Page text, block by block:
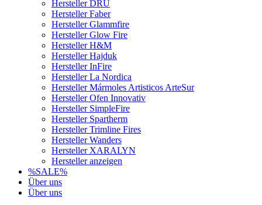
Hersteller DRU
Hersteller Faber
Hersteller Glammfire
Hersteller Glow Fire
Hersteller H&M
Hersteller Hajduk
Hersteller InFire
Hersteller La Nordica
Hersteller Mármoles Artisticos ArteSur
Hersteller Ofen Innovativ
Hersteller SimpleFire
Hersteller Spartherm
Hersteller Trimline Fires
Hersteller Wanders
Hersteller XARALYN
Hersteller anzeigen
%SALE%
Über uns
Über uns